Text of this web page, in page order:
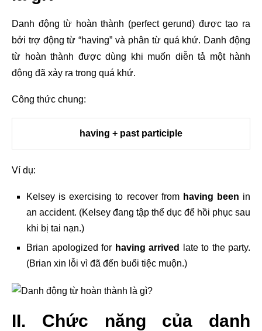
Danh động từ hoàn thành (perfect gerund) được tạo ra
bởi trợ động từ “having” và phân từ quá khứ. Danh động
từ hoàn thành được dùng khi muốn diễn tả một hành
động đã xảy ra trong quá khứ.
Công thức chung:
having + past participle
Ví dụ:
Kelsey is exercising to recover from having been in
an accident. (Kelsey đang tập thể dục để hồi phục sau
khi bị tai nạn.)
Brian apologized for having arrived
late to the party.
(Brian xin lỗi vì đã đến buổi tiệc muộn.)
II. Chức năng của danh